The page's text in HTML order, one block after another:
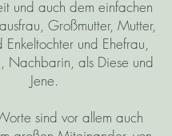
und auch dem einfachen
Großmutter, Mutter,
Enkeltochter und Ehefrau,
Nachbarin, als Diese und
Jene.
sind vor allem auch